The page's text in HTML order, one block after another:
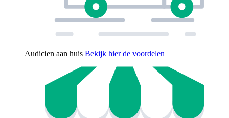
Audicien aan huis Bekijk hier de voordelen